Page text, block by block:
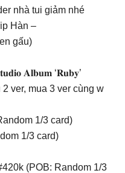
nhà tui giảm nhé
Hàn –
gấu)
𝐀𝐥𝐛𝐮𝐦 ‘𝐑𝐮𝐛𝐲’
2 ver, mua 3 ver cùng w
1/3 card)
1/3 card)
(POB: Random 1/3